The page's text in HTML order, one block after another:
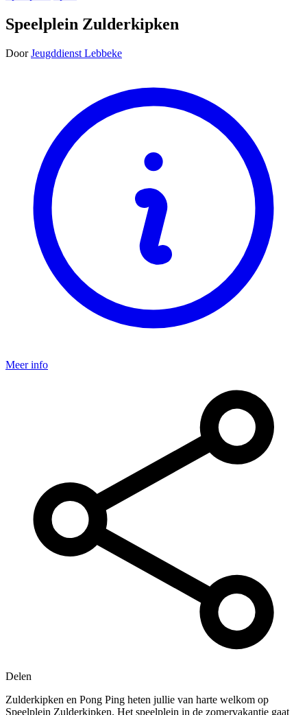
Speelplein Zulderkipken
Door Jeugddienst Lebbeke
Meer info
Delen
Zulderkipken en Pong Ping heten jullie van harte welkom op
Speelplein Zulderkipken. Het speelplein in de zomervakantie gaat